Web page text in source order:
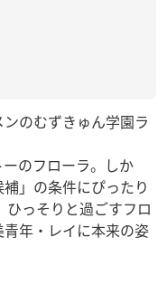
のむずきゅん学園ラ
のフローラ。しか
」の条件にぴったり
ひっそりと過ごすフロ
年・レイに本来の姿